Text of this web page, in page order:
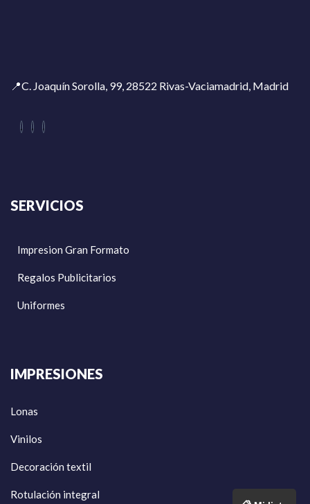
📍C. Joaquín Sorolla, 99, 28522 Rivas-Vaciamadrid, Madrid
SERVICIOS
Impresion Gran Formato
Regalos Publicitarios
Uniformes
IMPRESIONES
Lonas
Vinilos
Decoración textil
Rotulación integral